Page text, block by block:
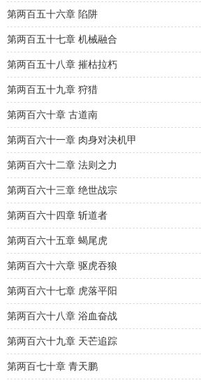
第两百五十六章 陷阱
第两百五十七章 机械融合
第两百五十八章 摧枯拉朽
第两百五十九章 狩猎
第两百六十章 古道南
第两百六十一章 肉身对决机甲
第两百六十二章 法则之力
第两百六十三章 绝世战宗
第两百六十四章 斩道者
第两百六十五章 蝎尾虎
第两百六十六章 驱虎吞狼
第两百六十七章 虎落平阳
第两百六十八章 浴血奋战
第两百六十九章 天芒追踪
第两百七十章 青天鹏